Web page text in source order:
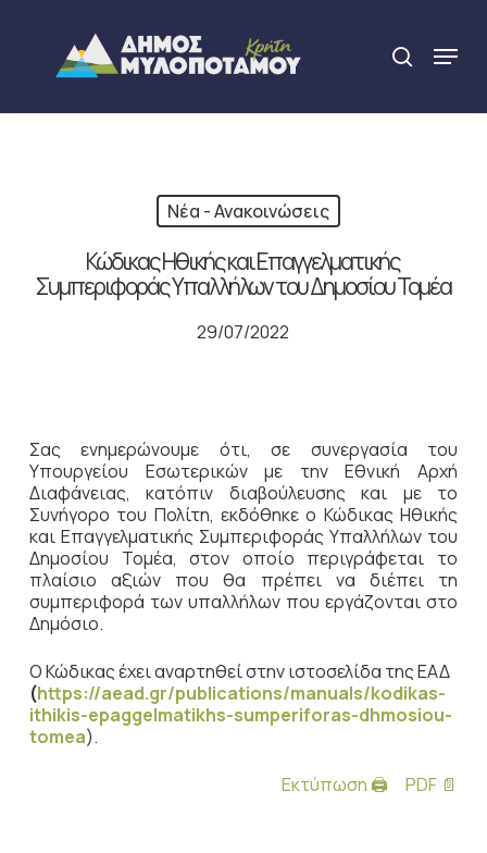
content
search
Menu
Νέα - Ανακοινώσεις
Κώδικας Ηθικής και Επαγγελματικής
Συμπεριφοράς Υπαλλήλων του Δημοσίου Τομέα
29/07/2022
Σας ενημερώνουμε ότι, σε συνεργασία του
Υπουργείου Εσωτερικών με την Εθνική Αρχή
Διαφάνειας, κατόπιν διαβούλευσης και με το
Συνήγορο του Πολίτη, εκδόθηκε ο Κώδικας Ηθικής
και Επαγγελματικής Συμπεριφοράς Υπαλλήλων του
Δημοσίου Τομέα, στον οποίο περιγράφεται το
πλαίσιο αξιών που θα πρέπει να διέπει τη
συμπεριφορά των υπαλλήλων που εργάζονται στο
Δημόσιο.
Ο Κώδικας έχει αναρτηθεί στην ιστοσελίδα της ΕΑΔ
(https://aead.gr/publications/manuals/kodikas-
ithikis-epaggelmatikhs-sumperiforas-dhmosiou-
tomea).
Εκτύπωση 🖨
PDF 📄
Close